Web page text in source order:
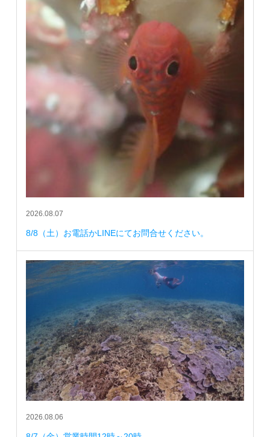
2026.08.07
8/8（土）お電話かLINEにてお問合せください。
2026.08.06